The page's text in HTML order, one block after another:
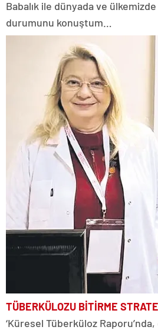
Babalık ile dünyada ve ülkemizde
durumunu konuştum…
TÜBERKÜLOZU BİTİRME
‘Küresel Tüberküloz